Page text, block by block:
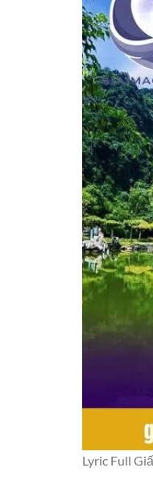
Những
Điệp
Phần
Đằng
giảm
Mối
Một số
HÌNH
Cánh đồng
Tiếng ve
Dòng sông
Giấc ngủ
Bảng
Tại
Giai
Lyric Full